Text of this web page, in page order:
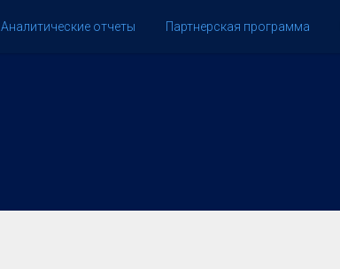
Аналитические отчеты Партнерская программа